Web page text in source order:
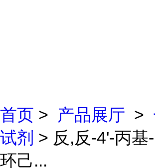
首页 > 产品展厅 >
试剂 > 反,反-4'-丙基
环己...